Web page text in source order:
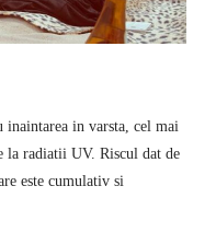
inaintarea in varsta, cel mai
la radiatii UV. Riscul dat de
este cumulativ si